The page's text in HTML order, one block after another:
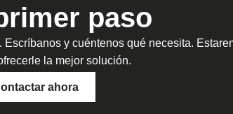
paso
y cuéntenos qué necesita.
la mejor solución.
ahora